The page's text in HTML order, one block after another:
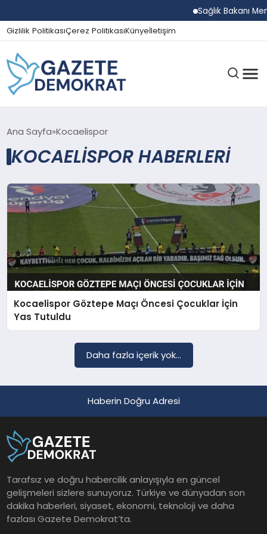
Sağlık Bakanı
Gizlilik PolitikasıÇerez PolitikasıKünyeİletişim
GÜNDEM
SPOR
MAGAZIN
SAĞLIK
YAŞAM
Ana Sayfa Kocaelispor
KOCAELISPOR HABERLERI
Kocaelispor Göztepe Maçı Öncesi Çocuklar İçin
Yas Tutuldu
Daha fazla içerik yok...
Haberin Doğru Adresi
Tarafsız ve doğru habercilik anlayışıyla en güncel
gelişmeleri sizlere sunuyoruz. Türkiye ve dünyadan son
dakika haberleri, siyaset, ekonomi, teknoloji ve daha
fazlası Gazete Demokrat’ta.